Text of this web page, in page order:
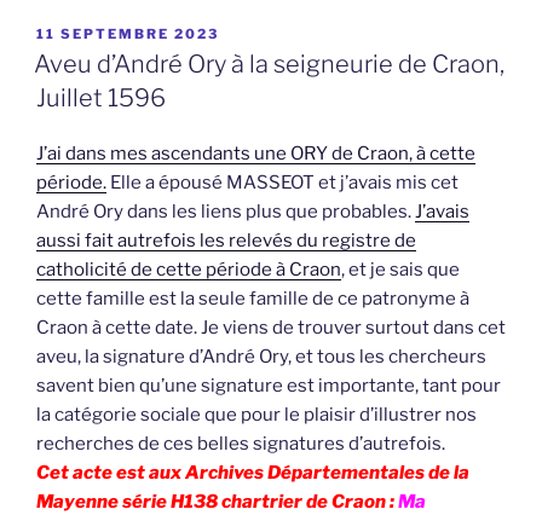
PUBLIÉ
LE
11 SEPTEMBRE 2023
Aveu d’André Ory à la seigneurie de Craon,
Juillet 1596
J’ai dans mes ascendants une ORY de Craon, à cette
période. Elle a épousé MASSEOT et j’avais mis cet
André Ory dans les liens plus que probables.J’avais
aussi fait autrefois les relevés du registre de
catholicité de cette période à Craon, et je sais que
cette famille est la seule famille de ce patronyme à
Craon à cette date. Je viens de trouver surtout dans cet
aveu, la signature d’André Ory, et tous les chercheurs
savent bien qu’une signature est importante, tant pour
la catégorie sociale que pour le plaisir d’illustrer nos
recherches de ces belles signatures d’autrefois.
Cet acte est aux Archives Départementales de la
Mayenne série H138 chartrier de Craon :Ma